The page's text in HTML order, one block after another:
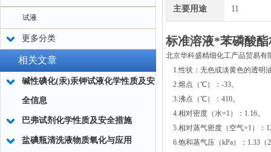
试液
更多分类
相关文章
碱性碘化(汞)汞钾试液化学性质及安
全信息
巴弗试剂化学性质及安全措施
盐碘瓶清洗液物质氧化与应用
主要用途 11
标准溶液*苯磷酸酯
北京华科盛精细化工产品贸易
1.性状：无色或淡黄色的透明
2.熔点（℃）：-33。
3.沸点（℃）：410。
4.相对密度（水=1）：1.16。
5.相对蒸气密度（空气=1）：
6.饱和蒸气压（kPa）：1.33（